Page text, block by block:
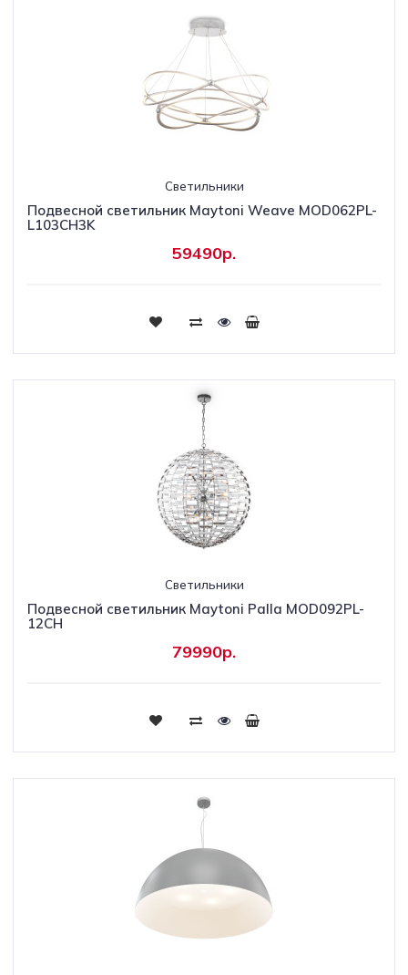
Светильники
Подвесной светильник Maytoni Weave MOD062PL-
L103CH3K
59490р.
Светильники
Подвесной светильник Maytoni Palla MOD092PL-
12CH
79990р.